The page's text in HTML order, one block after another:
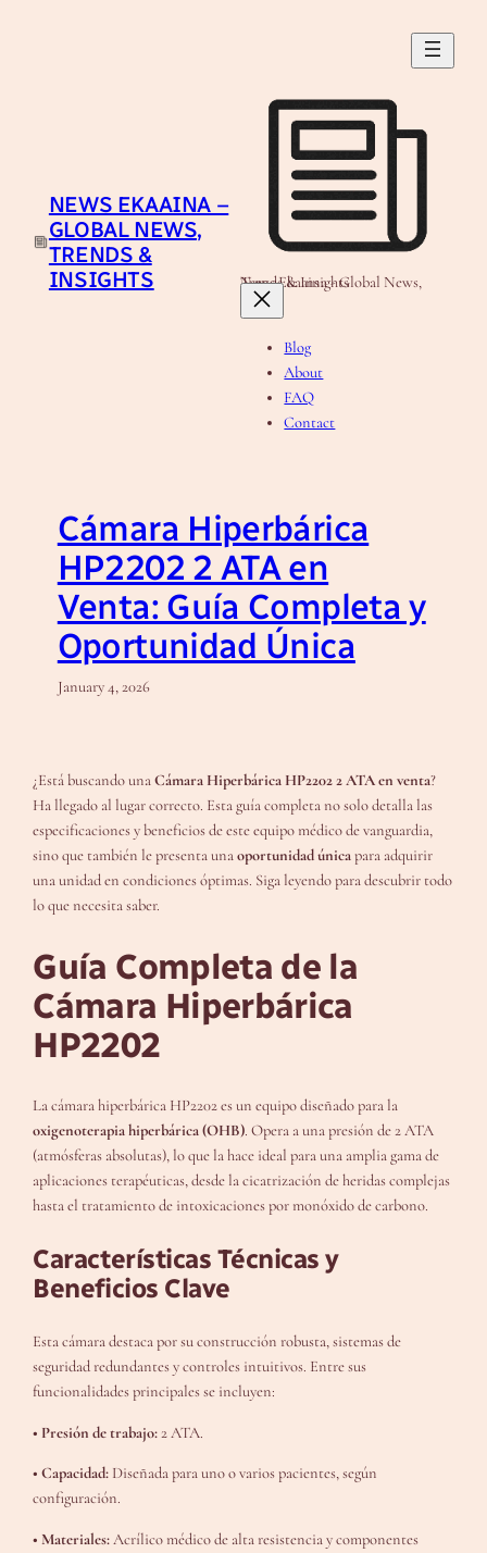
NEWS EKAAINA –
GLOBAL NEWS,
TRENDS &
INSIGHTS
News Ekaaina - Global News, Trends & Insights
Blog
About
FAQ
Contact
Cámara Hiperbárica
HP2202 2 ATA en
Venta: Guía Completa y
Oportunidad Única
January 4, 2026
¿Está buscando unaCámara Hiperbárica HP2202 2 ATA en venta?
Ha llegado al lugar correcto. Esta guía completa no solo detalla las
especificaciones y beneficios de este equipo médico de vanguardia,
sino que también le presenta unaoportunidad únicapara adquirir
una unidad en condiciones óptimas. Siga leyendo para descubrir todo
lo que necesita saber.
Guía Completa de la
Cámara Hiperbárica
HP2202
La cámara hiperbárica HP2202 es un equipo diseñado para la
oxigenoterapia hiperbárica (OHB). Opera a una presión de 2 ATA
(atmósferas absolutas), lo que la hace ideal para una amplia gama de
aplicaciones terapéuticas, desde la cicatrización de heridas complejas
hasta el tratamiento de intoxicaciones por monóxido de carbono.
Características Técnicas y
Beneficios Clave
Esta cámara destaca por su construcción robusta, sistemas de
seguridad redundantes y controles intuitivos. Entre sus
funcionalidades principales se incluyen:
• Presión de trabajo:2 ATA.
• Capacidad: Diseñada para uno o varios pacientes, según
configuración.
• Materiales:Acrílico médico de alta resistencia y componentes